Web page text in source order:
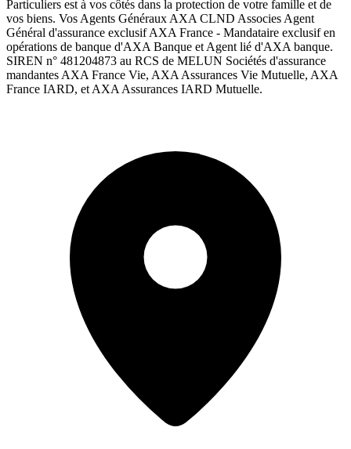
Particuliers est à vos côtés dans la protection de votre famille et de
vos biens. Vos Agents Généraux AXA CLND Associes Agent
Général d'assurance exclusif AXA France - Mandataire exclusif en
opérations de banque d'AXA Banque et Agent lié d'AXA banque.
SIREN n° 481204873 au RCS de MELUN Sociétés d'assurance
mandantes AXA France Vie, AXA Assurances Vie Mutuelle, AXA
France IARD, et AXA Assurances IARD Mutuelle.